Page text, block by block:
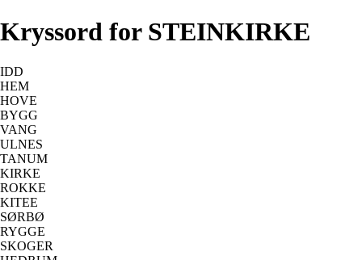
Kryssord for STEINKIRKE
IDD
HEM
HOVE
BYGG
VANG
ULNES
TANUM
KIRKE
ROKKE
KITEE
SØRBØ
RYGGE
SKOGER